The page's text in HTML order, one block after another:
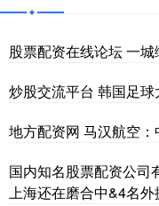
股票配资在线论坛 一
炒股交流平台 韩国足球
地方配资网 马汉航空
国内知名股票配资公司
上海还在磨合中&4名